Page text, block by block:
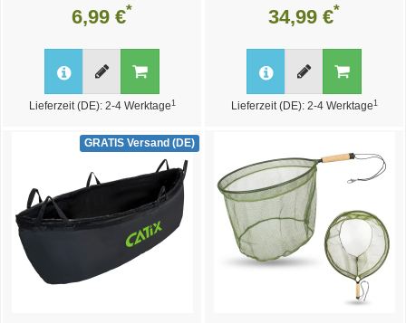
6,99 €*
Lieferzeit (DE): 2-4 Werktage 1
34,99 €*
Lieferzeit (DE): 2-4 Werktage 1
GRATIS Versand (DE)